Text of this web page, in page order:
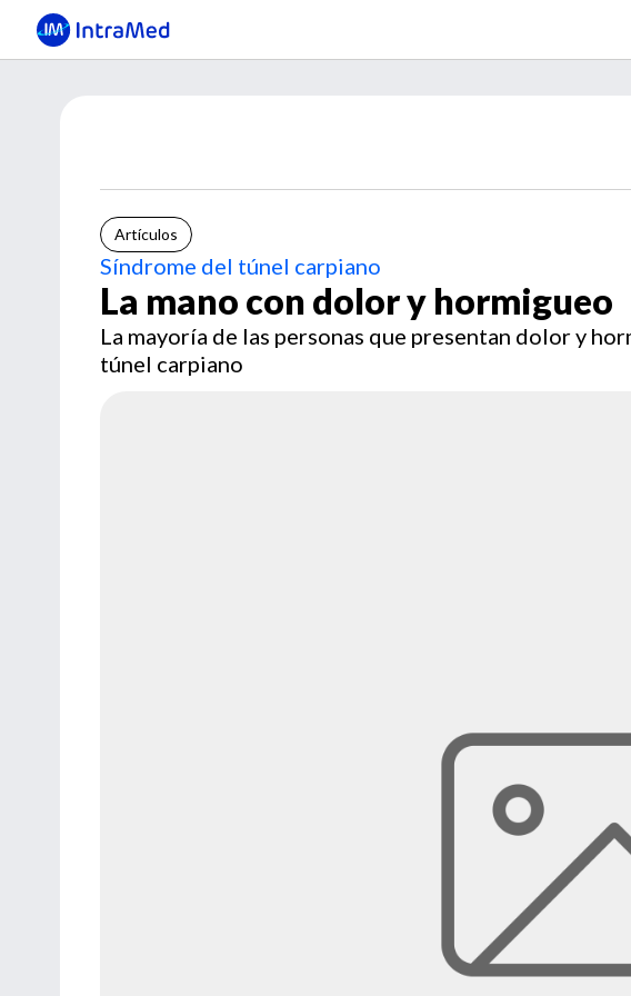
Artículos
Síndrome del túnel carpiano
La mano con dolor y hormigueo
La mayoría de las personas que presentan dolor y
túnel carpiano